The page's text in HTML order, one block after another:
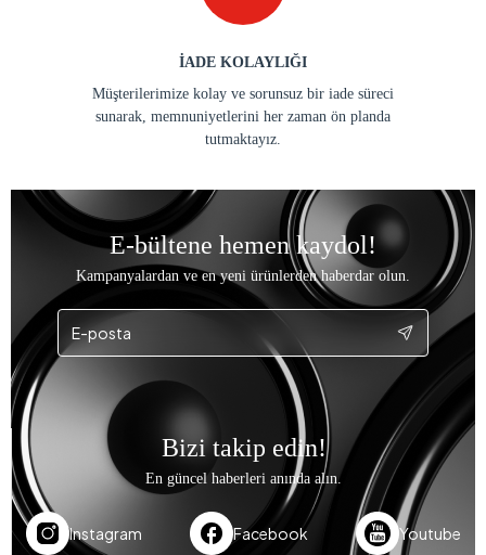
İADE KOLAYLIĞI
Müşterilerimize kolay ve sorunsuz bir iade süreci
sunarak, memnuniyetlerini her zaman ön planda
tutmaktayız.
E-bültene hemen kaydol!
Kampanyalardan ve en yeni ürünlerden haberdar olun.
Bizi takip edin!
En güncel haberleri anında alın.
Instagram Facebook Youtube